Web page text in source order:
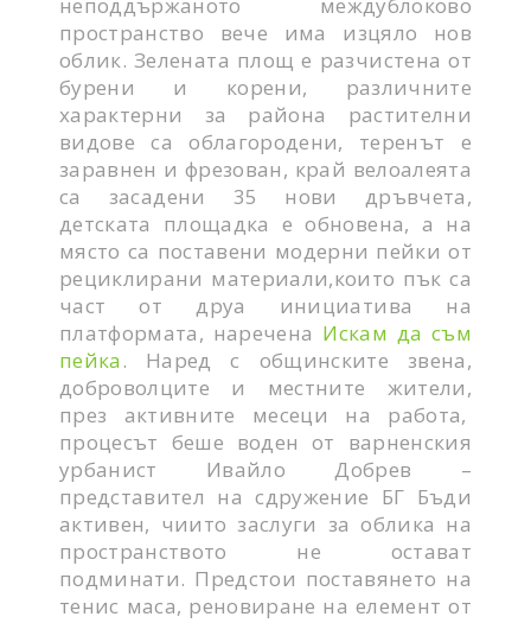
пространство вече има изцяло нов
облик. Зелената площ е разчистена от
бурени и корени, различните
характерни за района растителни
видове са облагородени, теренът е
заравнен и фрезован, край велоалеята
са засадени 35 нови дръвчета,
детската площадка е обновена, а на
място са поставени модерни пейки от
рециклирани материали,които пък са
част от друа инициатива на
платформата, наречена Искам да съм
пейка . Наред с общинските звена,
доброволците и местните жители,
през активните месеци на работа,
процесът беше воден от варненския
урбанист Ивайло Добрев –
представител на сдружение БГ Бъди
активен, чиито заслуги за облика на
пространството не остават
подминати. Предстои поставянето на
тенис маса, реновиране на елемент от